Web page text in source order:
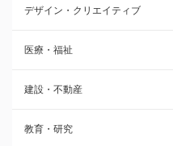
デザイン・クリエイティブ
医療・福祉
建設・不動産
教育・研究